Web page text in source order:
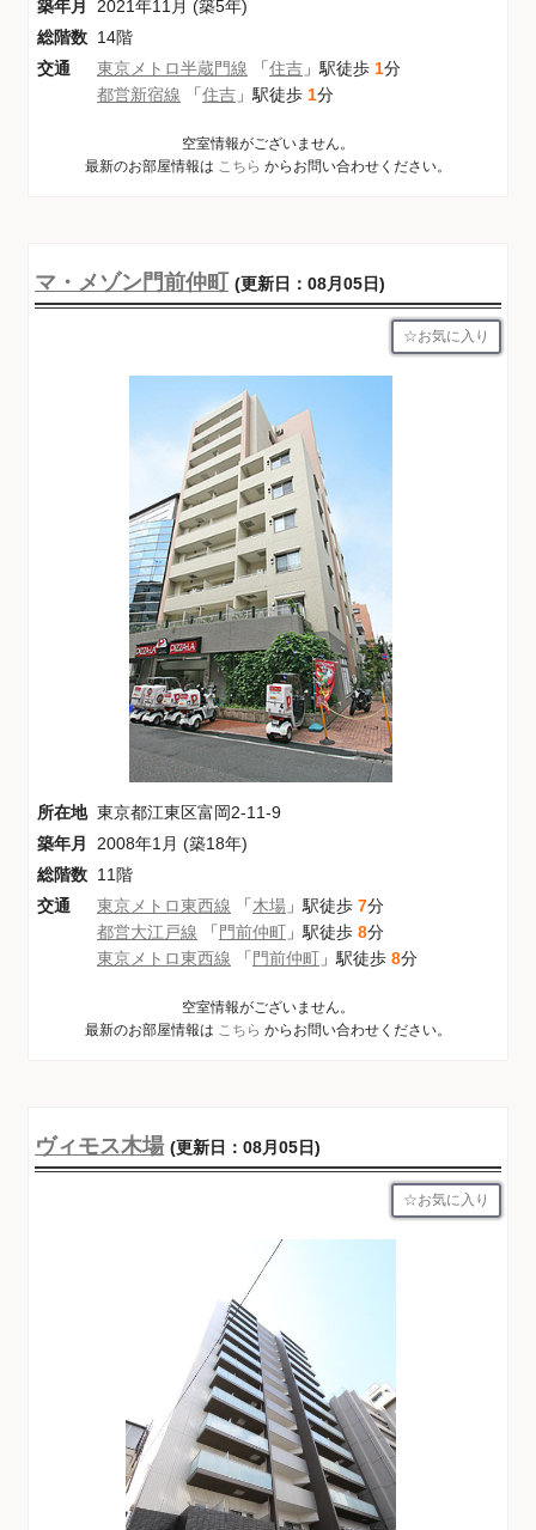
築年月
2021年11月 (築5年)
総階数 14階
交通
東京メトロ半蔵門線 「住吉 」駅徒歩 1分
都営新宿線 「住吉 」駅徒歩 1分
空室情報がございません。
最新のお部屋情報は こちら からお問い合わせください。
マ・メゾン門前仲町 (更新日：08月05日)
お気に入り
所在地 東京都江東区富岡2-11-9
築年月
2008年1月 (築18年)
総階数 11階
交通
東京メトロ東西線 「木場 」駅徒歩 7分
都営大江戸線 「門前仲町 」駅徒歩 8分
東京メトロ東西線 「門前仲町 」駅徒歩 8分
空室情報がございません。
最新のお部屋情報は こちら からお問い合わせください。
ヴィモス木場 (更新日：08月05日)
お気に入り